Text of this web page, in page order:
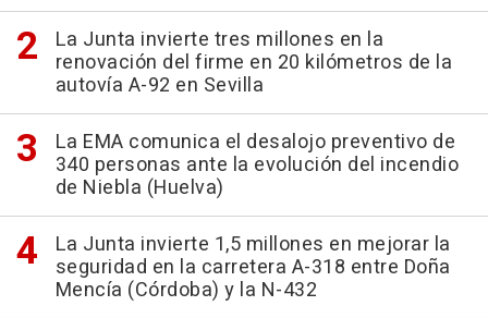
La Junta invierte tres millones en la
renovación del firme en 20 kilómetros de la
autovía A-92 en Sevilla
La EMA comunica el desalojo preventivo de
340 personas ante la evolución del incendio
de Niebla (Huelva)
La Junta invierte 1,5 millones en mejorar la
seguridad en la carretera A-318 entre Doña
Mencía (Córdoba) y la N-432